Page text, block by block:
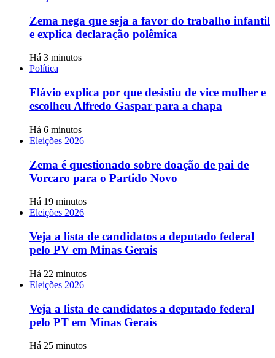
Zema nega que seja a favor do trabalho infantil
e explica declaração polêmica
Há 3 minutos
Política
Flávio explica por que desistiu de vice mulher e
escolheu Alfredo Gaspar para a chapa
Há 6 minutos
Eleições 2026
Zema é questionado sobre doação de pai de
Vorcaro para o Partido Novo
Há 19 minutos
Eleições 2026
Veja a lista de candidatos a deputado federal
pelo PV em Minas Gerais
Há 22 minutos
Eleições 2026
Veja a lista de candidatos a deputado federal
pelo PT em Minas Gerais
Há 25 minutos